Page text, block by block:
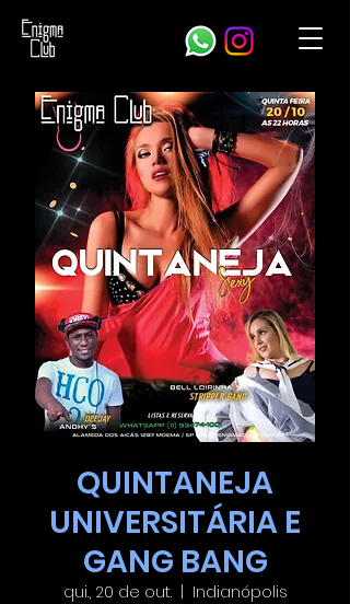
QUINTANEJA
UNIVERSITÁRIA E
GANG BANG
qui., 20 de out.
  |
Indianópolis